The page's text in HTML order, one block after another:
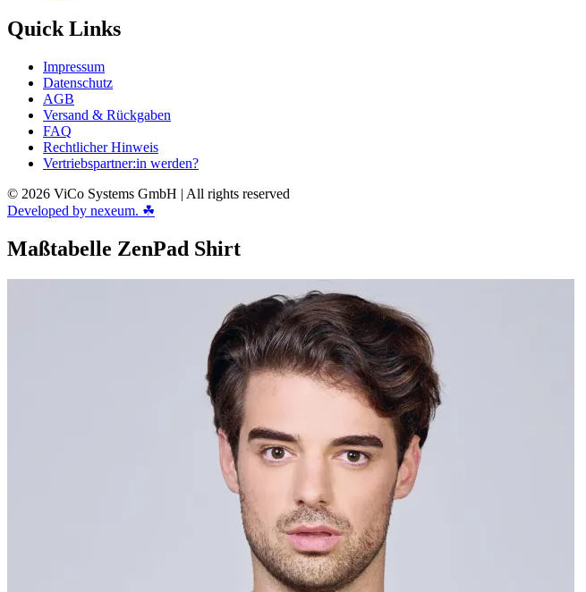
Quick Links
Impressum
Datenschutz
AGB
Versand & Rückgaben
FAQ
Rechtlicher Hinweis
Vertriebspartner:in werden?
© 2026 ViCo Systems GmbH | All rights reserved
Developed by nexeum. ☘
Maßtabelle ZenPad Shirt